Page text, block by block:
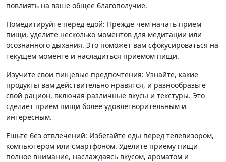
повлиять на ваше общее благополучие.
Помедитируйте перед едой: Прежде чем начать прием
пищи, уделите несколько моментов для медитации или
осознанного дыхания. Это поможет вам сфокусироваться на
текущем моменте и насладиться приемом пищи.
Изучите свои пищевые предпочтения: Узнайте, какие
продукты вам действительно нравятся, и разнообразьте
свой рацион, включая различные вкусы и текстуры. Это
сделает прием пищи более удовлетворительным и
интересным.
Ешьте без отвлечений: Избегайте еды перед телевизором,
компьютером или смартфоном. Уделите приему пищи
полное внимание, наслаждаясь вкусом, ароматом и